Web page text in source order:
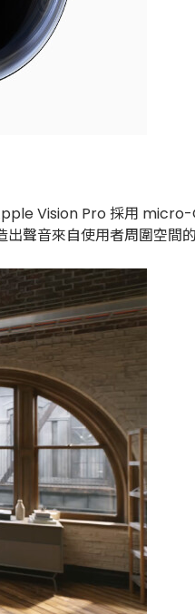
Vision Pro 採用 micro-
聲音來自使用者周圍空間